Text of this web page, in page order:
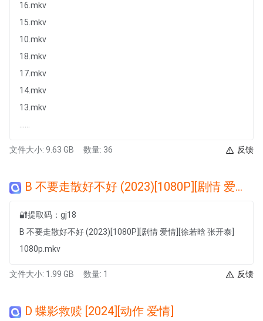
16.mkv
15.mkv
10.mkv
18.mkv
17.mkv
14.mkv
13.mkv
文件大小: 9.63 GB 数量: 36 反馈
B 不要走散好不好 (2023)[1080P][剧情 爱情][徐若晗 张开泰]
🔐提取码：gj18
B 不要走散好不好 (2023)[1080P][剧情 爱情][徐若晗 张开泰]
1080p.mkv
文件大小: 1.99 GB 数量: 1 反馈
D 蝶影救赎 [2024][动作 爱情]